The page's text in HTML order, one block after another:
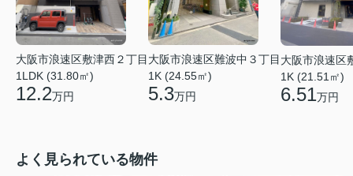
大阪市浪速区敷津西２丁目
1LDK (31.80㎡)
12.2万円
大阪市浪速区難波中３丁目
1K (24.55㎡)
5.3万円
大阪市浪速区
1K (21.51㎡)
6.51万円
よく見られている物件